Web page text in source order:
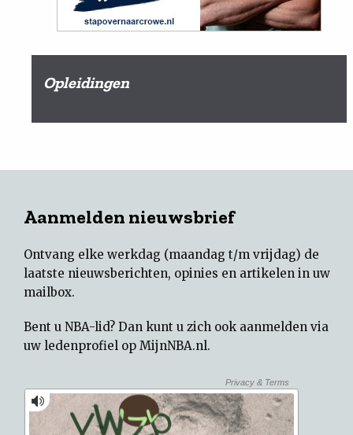
Opleidingen
Aanmelden nieuwsbrief
Ontvang elke werkdag (maandag t/m vrijdag) de
laatste nieuwsberichten, opinies en artikelen in uw
mailbox.
Bent u NBA-lid? Dan kunt u zich ook aanmelden via
uw ledenprofiel op MijnNBA.nl.